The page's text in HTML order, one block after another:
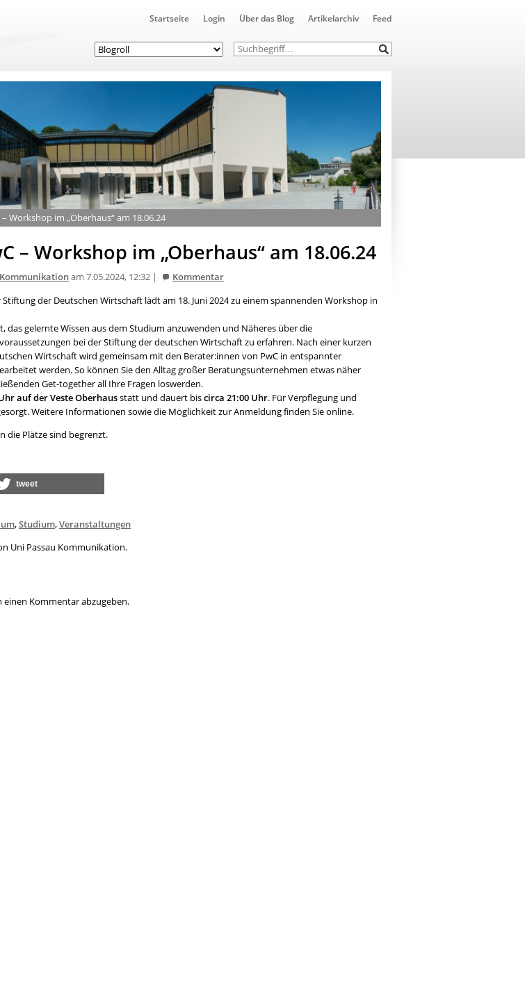
Startseite Login Über das Blog Artikelarchiv Feed
Workshop im „Oberhaus“ am 18.06.24
– Workshop im „Oberhaus“ am 18.06.24
am 7.05.2024, 12:32 | Kommentar
Stiftung der Deutschen Wirtschaft lädt am 18. Juni 2024 zu einem spannenden Workshop in
das gelernte Wissen aus dem Studium anzuwenden und Näheres über die
bei der Stiftung der deutschen Wirtschaft zu erfahren. Nach einer kurzen
Wirtschaft wird gemeinsam mit den Berater:innen von PwC in entspannter
werden. So können Sie den Alltag großer Beratungsunternehmen etwas näher
Get-together all Ihre Fragen loswerden.
auf der Veste Oberhausstatt und dauert biscirca 21:00 Uhr. Für Verpflegung und
Weitere Informationen sowie die Möglichkeit zur Anmeldung finden Sie online.
die Plätze sind begrenzt.
tweet
,Studium,Veranstaltungen
Uni Passau Kommunikation.
einen Kommentar abzugeben.